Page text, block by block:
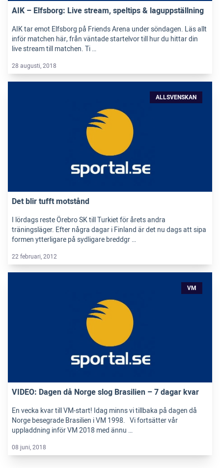
AIK – Elfsborg: Live stream, speltips & laguppställning
AIK tar emot Elfsborg på Friends Arena under söndagen. Läs allt
inför matchen här, från väntade startelvor till hur du hittar din
live stream till matchen. Ti …
28 augusti, 2018
ALLSVENSKAN
Det blir tufft motstånd
I lördags reste Örebro SK till Turkiet för årets andra
träningsläger. Efter några dagar i Finland är det nu dags att sipa
formen ytterligare på sydligare breddgr …
22 februari, 2012
VM
VIDEO: Dagen då Norge slog Brasilien – 7 dagar kvar
En vecka kvar till VM-start! Idag minns vi tillbaka på dagen då
Norge besegrade Brasilien i VM 1998. Vi fortsätter vår
uppladdning inför VM 2018 med ännu …
08 juni, 2018